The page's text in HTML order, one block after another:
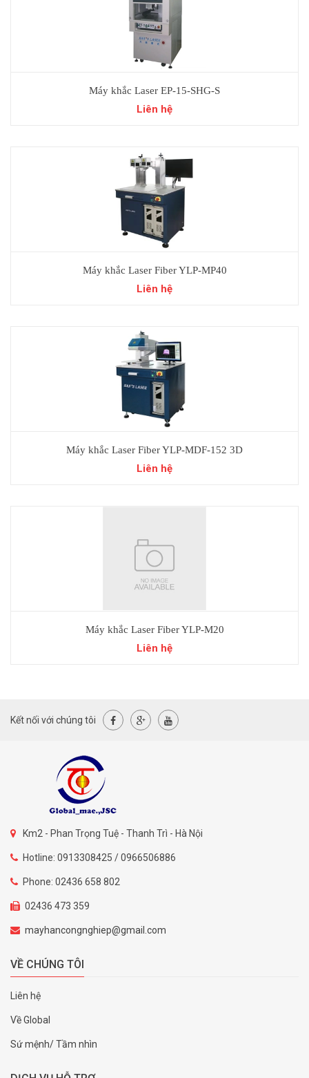
Máy khắc Laser EP-15-SHG-S
Liên hệ
Máy khắc Laser Fiber YLP-MP40
Liên hệ
Máy khắc Laser Fiber YLP-MDF-152 3D
Liên hệ
Máy khắc Laser Fiber YLP-M20
Liên hệ
Kết nối với chúng tôi
Km2 - Phan Trọng Tuệ - Thanh Trì - Hà Nội
Hotline: 0913308425 / 0966506886
Phone: 02436 658 802
02436 473 359
mayhancongnghiep@gmail.com
VỀ CHÚNG TÔI
Liên hệ
Về Global
Sứ mệnh/ Tầm nhìn